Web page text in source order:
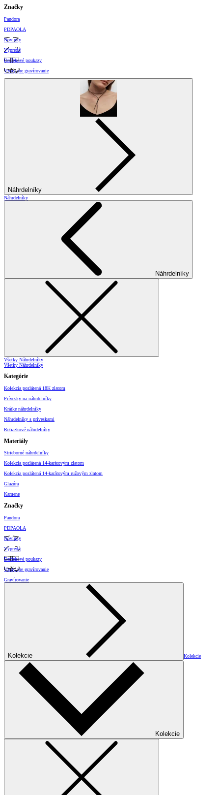
Značky
Pandora
PDPAOLA
Novinky
Výpredaj
Darčekové poukazy
Vzory pre gravírovanie
Náhrdelníky
Náhrdelníky
Náhrdelníky
Všetky Náhrdelníky
Všetky Náhrdelníky
Kategórie
Kolekcia pozlátená 18K zlatom
Prívesky na náhrdelníky
Krátke náhrdelníky
Náhrdelníky s príveskami
Retiazkové náhrdelníky
Materiály
Strieborné náhrdelníky
Kolekcia pozlátená 14-karátovým zlatom
Kolekcia pozlátená 14-karátovým ružovým zlatom
Glazúra
Kamene
Značky
Pandora
PDPAOLA
Novinky
Výpredaj
Darčekové poukazy
Vzory pre gravírovanie
Gravírovanie
Kolekcie Kolekcie
Kolekcie